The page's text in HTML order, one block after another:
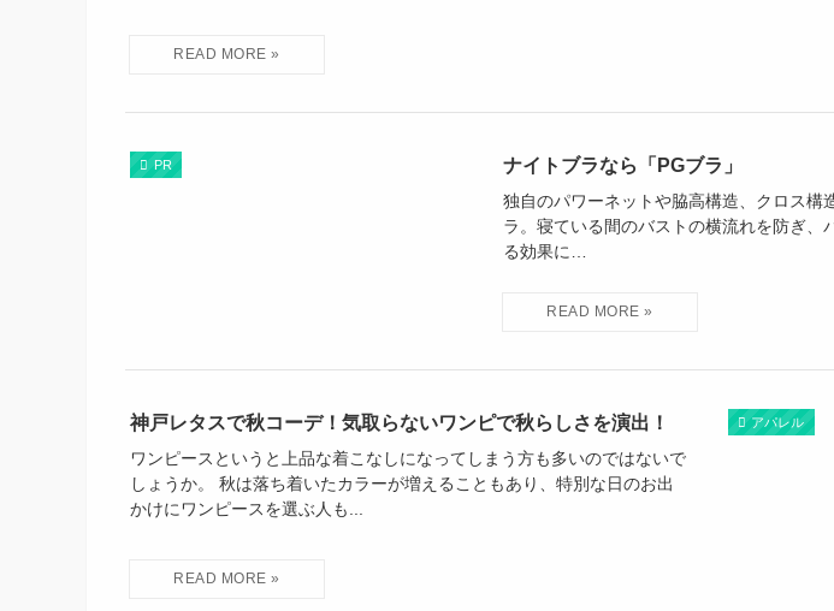
PR ナイトブラなら「PGブラ」
独自のパワーネットや脇高構造、クロス構
ラ。寝ている間のバストの横流れを防ぎ、
る効果に…
アパレル
神戸レタスで秋コーデ！気取らないワンピで秋らしさを演出！
ワンピースというと上品な着こなしになってしまう方も多いのではないで
しょうか。 秋は落ち着いたカラーが増えることもあり、特別な日のお出
かけにワンピースを選ぶ人も...